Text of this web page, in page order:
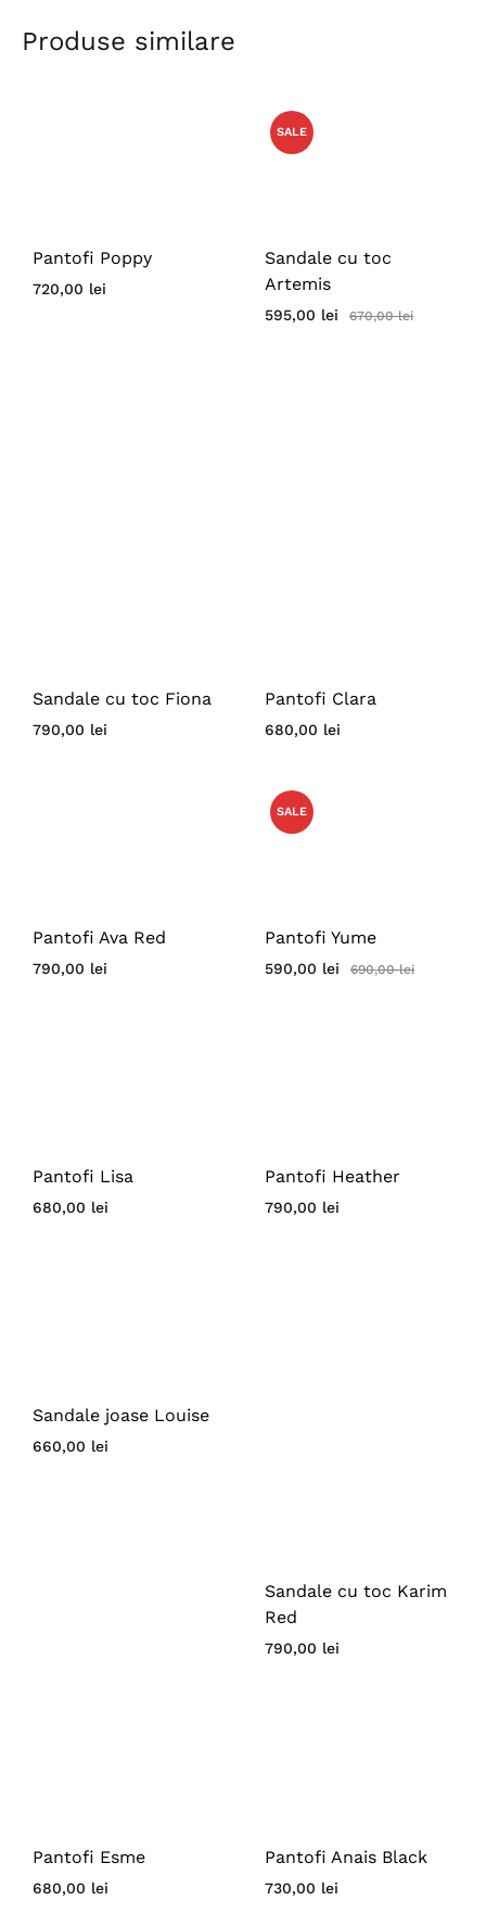
Produse similare
Pantofi Poppy
720,00 lei
SALE
Sandale cu toc
Artemis
595,00 lei 670,00lei
Sandale cu toc Fiona
790,00 lei
Pantofi Clara
680,00 lei
Pantofi Ava Red
790,00 lei
SALE
Pantofi Yume
590,00 lei 690,00lei
Pantofi Lisa
680,00 lei
Pantofi Heather
790,00 lei
Sandale joase Louise
660,00 lei
Sandale cu toc Karim
Red
790,00 lei
Pantofi Esme
680,00 lei
Pantofi Anais Black
730,00 lei